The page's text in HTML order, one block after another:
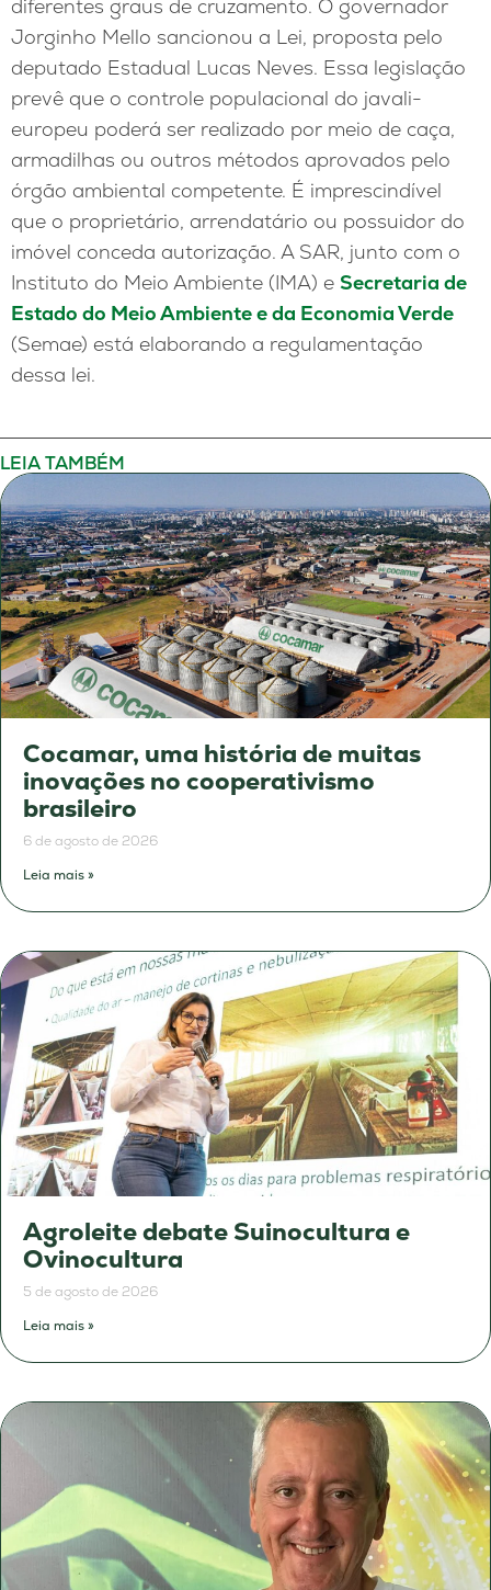
diferentes graus de cruzamento. O governador
Jorginho Mello sancionou a Lei, proposta pelo
deputado Estadual Lucas Neves. Essa legislação
prevê que o controle populacional do javali-
europeu poderá ser realizado por meio de caça,
armadilhas ou outros métodos aprovados pelo
órgão ambiental competente. É imprescindível
que o proprietário, arrendatário ou possuidor do
imóvel conceda autorização. A SAR, junto com o
Instituto do Meio Ambiente (IMA) e Secretaria de
Estado do Meio Ambiente e da Economia Verde
(Semae) está elaborando a regulamentação
dessa lei.
LEIA TAMBÉM
Cocamar, uma história de muitas
inovações no cooperativismo
brasileiro
6 de agosto de 2026
Leia mais »
Agroleite debate Suinocultura e
Ovinocultura
5 de agosto de 2026
Leia mais »